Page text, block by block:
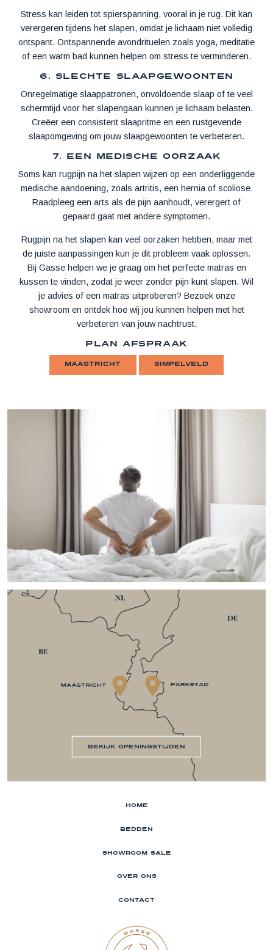
Stress kan leiden tot spierspanning, vooral in je rug. Dit kan
verergeren tijdens het slapen, omdat je lichaam niet volledig
ontspant. Ontspannende avondrituelen zoals yoga, meditatie
of een warm bad kunnen helpen om stress te verminderen.
6. Slechte slaapgewoonten
Onregelmatige slaappatronen, onvoldoende slaap of te veel
schermtijd voor het slapengaan kunnen je lichaam belasten.
Creëer een consistent slaapritme en een rustgevende
slaapomgeving om jouw slaapgewoonten te verbeteren.
7. Een medische oorzaak
Soms kan rugpijn na het slapen wijzen op een onderliggende
medische aandoening, zoals artritis, een hernia of scoliose.
Raadpleeg een arts als de pijn aanhoudt, verergert of
gepaard gaat met andere symptomen.
Rugpijn na het slapen kan veel oorzaken hebben, maar met
de juiste aanpassingen kun je dit probleem vaak oplossen.
Bij Gasse helpen we je graag om het perfecte matras en
kussen te vinden, zodat je weer zonder pijn kunt slapen. Wil
je advies of een matras uitproberen? Bezoek onze
showroom en ontdek hoe wij jou kunnen helpen met het
verbeteren van jouw nachtrust.
Plan afspraak
Maastricht Simpelveld
bekijk openingstijden
Home
Bedden
Showroom sale
Over ons
Contact